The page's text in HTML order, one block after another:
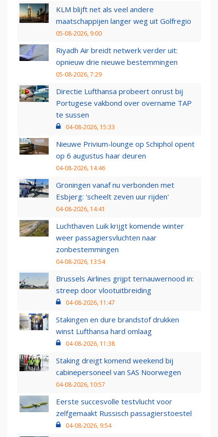
KLM blijft net als veel andere
maatschappijen langer weg uit Golfregio
05-08-2026, 9:00
Riyadh Air breidt netwerk verder uit:
opnieuw drie nieuwe bestemmingen
05-08-2026, 7:29
Directie Lufthansa probeert onrust bij
Portugese vakbond over overname TAP
te sussen
04-08-2026, 15:33
Nieuwe Privium-lounge op Schiphol opent
op 6 augustus haar deuren
04-08-2026, 14:46
Groningen vanaf nu verbonden met
Esbjerg: 'scheelt zeven uur rijden'
04-08-2026, 14:41
Luchthaven Luik krijgt komende winter
weer passagiersvluchten naar
zonbestemmingen
04-08-2026, 13:54
Brussels Airlines grijpt ternauwernood in:
streep door vlootuitbreiding
04-08-2026, 11:47
Stakingen en dure brandstof drukken
winst Lufthansa hard omlaag
04-08-2026, 11:38
Staking dreigt komend weekend bij
cabinepersoneel van SAS Noorwegen
04-08-2026, 10:57
Eerste succesvolle testvlucht voor
zelfgemaakt Russisch passagierstoestel
04-08-2026, 9:54